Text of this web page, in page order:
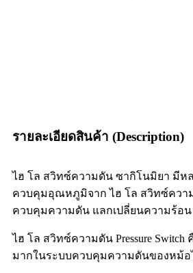
รายละเอียดสินค้า (Description)
ไฮ โล สวิทซ์ความดัน ซากิโนมิยา มีห
ควบคุมอุณหภูมิจาก ไฮ โล สวิทซ์ควา
ควบคุมความดัน แลกเปลี่ยนความร้อ
ไฮ โล สวิทซ์ความดัน Pressure
มากในระบบควบคุมความดันของหม้